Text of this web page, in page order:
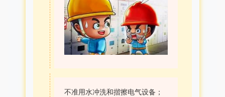
不准用水冲洗和揩擦电气设备；